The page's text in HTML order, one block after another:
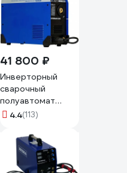
41 800 ₽
Инверторный
сварочный
полуавтомат
Aurora OVERMAN
4.4(113)